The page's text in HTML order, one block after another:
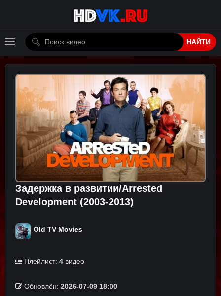
НАЙТИ
Задержка в развитии/Arrested
Development (2003-2013)
Old TV Movies
Плейлист: 4 видео
Обновлён: 2026-07-09 18:00